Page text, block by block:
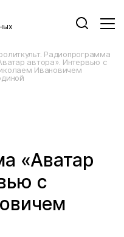
Радиопрограмма
автора». Интервью с
Ивановичем
«Аватар
с